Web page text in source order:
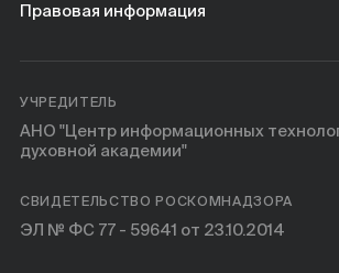
Правовая информация
УЧРЕДИТЕЛЬ
АНО "Центр информационных
духовной академии"
СВИДЕТЕЛЬСТВО РОСКОМНАДЗОРА
ЭЛ № ФС 77 - 59641 от 23.10.2014